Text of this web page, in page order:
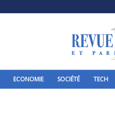
ECONOMIE SOCIÉTÉ TECH